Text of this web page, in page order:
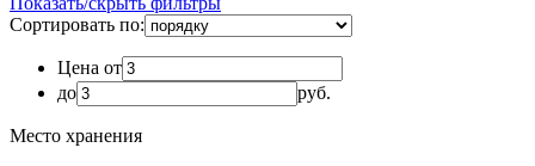
Сортировать по:
Цена от
до
руб.
Место хранения